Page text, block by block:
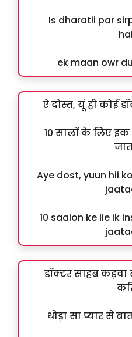
Is dharatii par
ek maan owr
ऐ दोस्त, यूं ही कोई
10 सालों के लिए
Aye dost, yuun hii
10 saalon ke lie ik
डॉक्टर साहब
थोड़ा सा प्यार से